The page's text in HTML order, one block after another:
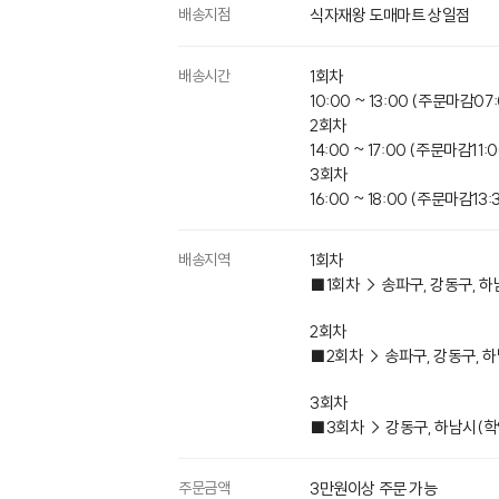
배송지점 식자재왕 도매마트 상일점
배송시간
1회차
10:00 ~ 13:00 (주문마감
2회차
14:00 ~ 17:00 (주문마감
3회차
16:00 ~ 18:00 (주문마감
배송지역
1회차
■1회차 → 송파구, 강동구, 하
2회차
■2회차 → 송파구, 강동구, 하
3회차
■3회차 → 강동구, 하남시​(학
주문금액 3만원이상 주문 가능